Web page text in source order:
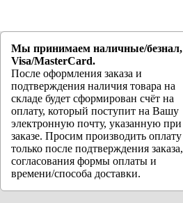
Мы принимаем наличные/безнал,
Visa/MasterCard.
После оформления заказа и
подтверждения наличия товара на
складе будет сформирован счёт на
оплату, который поступит на Вашу
электронную почту, указанную при
заказе. Просим производить оплату
только после подтверждения заказа,
согласования формы оплаты и
времени/способа доставки.